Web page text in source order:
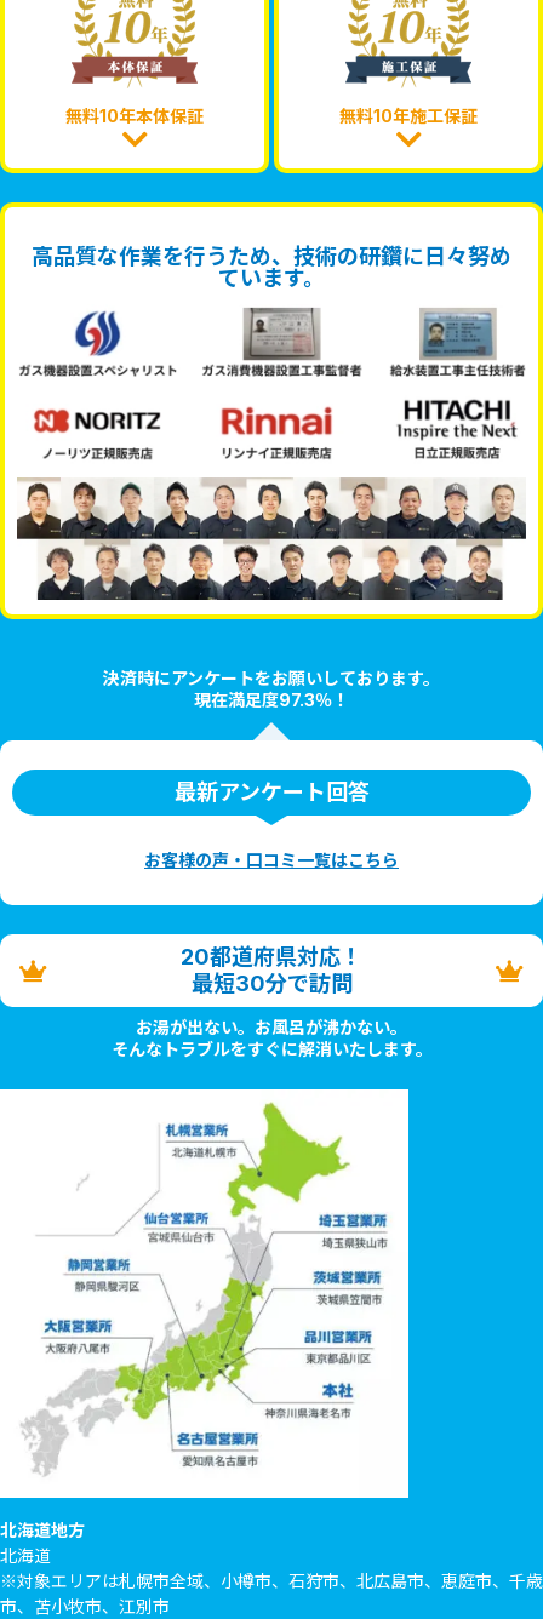
無料10年本体保証 無料10年施工保証
高品質な作業を行うため、技術の研鑽に日々努め
ています。
決済時にアンケートをお願いしております。
現在満足度97.3％！
最新アンケート回答
お客様の声・口コミ一覧はこちら
20都道府県対応！
最短30分で訪問
お湯が出ない。お風呂が沸かない。
そんなトラブルをすぐに解消いたします。
北海道地方
北海道
※対象エリアは札幌市全域、小樽市、石狩市、北広島市、恵庭市、千歳
市、苫小牧市、江別市